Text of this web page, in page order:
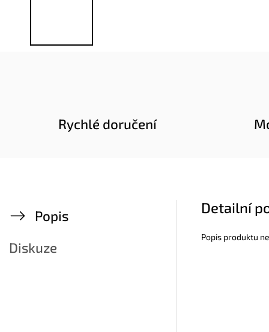
Rychlé doručení
Popis
Diskuze
Detailní
Popis produktu